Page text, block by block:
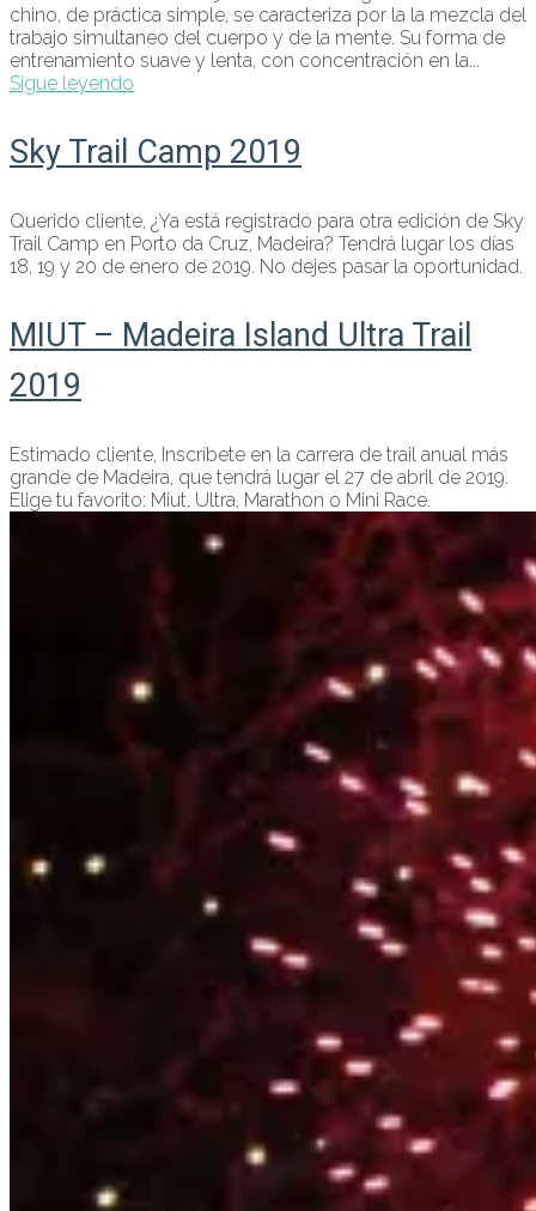
chino, de práctica simple, se caracteriza por la la mezcla del
trabajo simultaneo del cuerpo y de la mente. Su forma de
entrenamiento suave y lenta, con concentración en la...
Sigue leyendo
Sky Trail Camp 2019
Querido cliente, ¿Ya está registrado para otra edición de Sky
Trail Camp en Porto da Cruz, Madeira? Tendrá lugar los días
18, 19 y 20 de enero de 2019. No dejes pasar la oportunidad.
MIUT – Madeira Island Ultra Trail
2019
Estimado cliente, Inscríbete en la carrera de trail anual más
grande de Madeira, que tendrá lugar el 27 de abril de 2019.
Elige tu favorito: Miut, Ultra, Marathon o Mini Race.